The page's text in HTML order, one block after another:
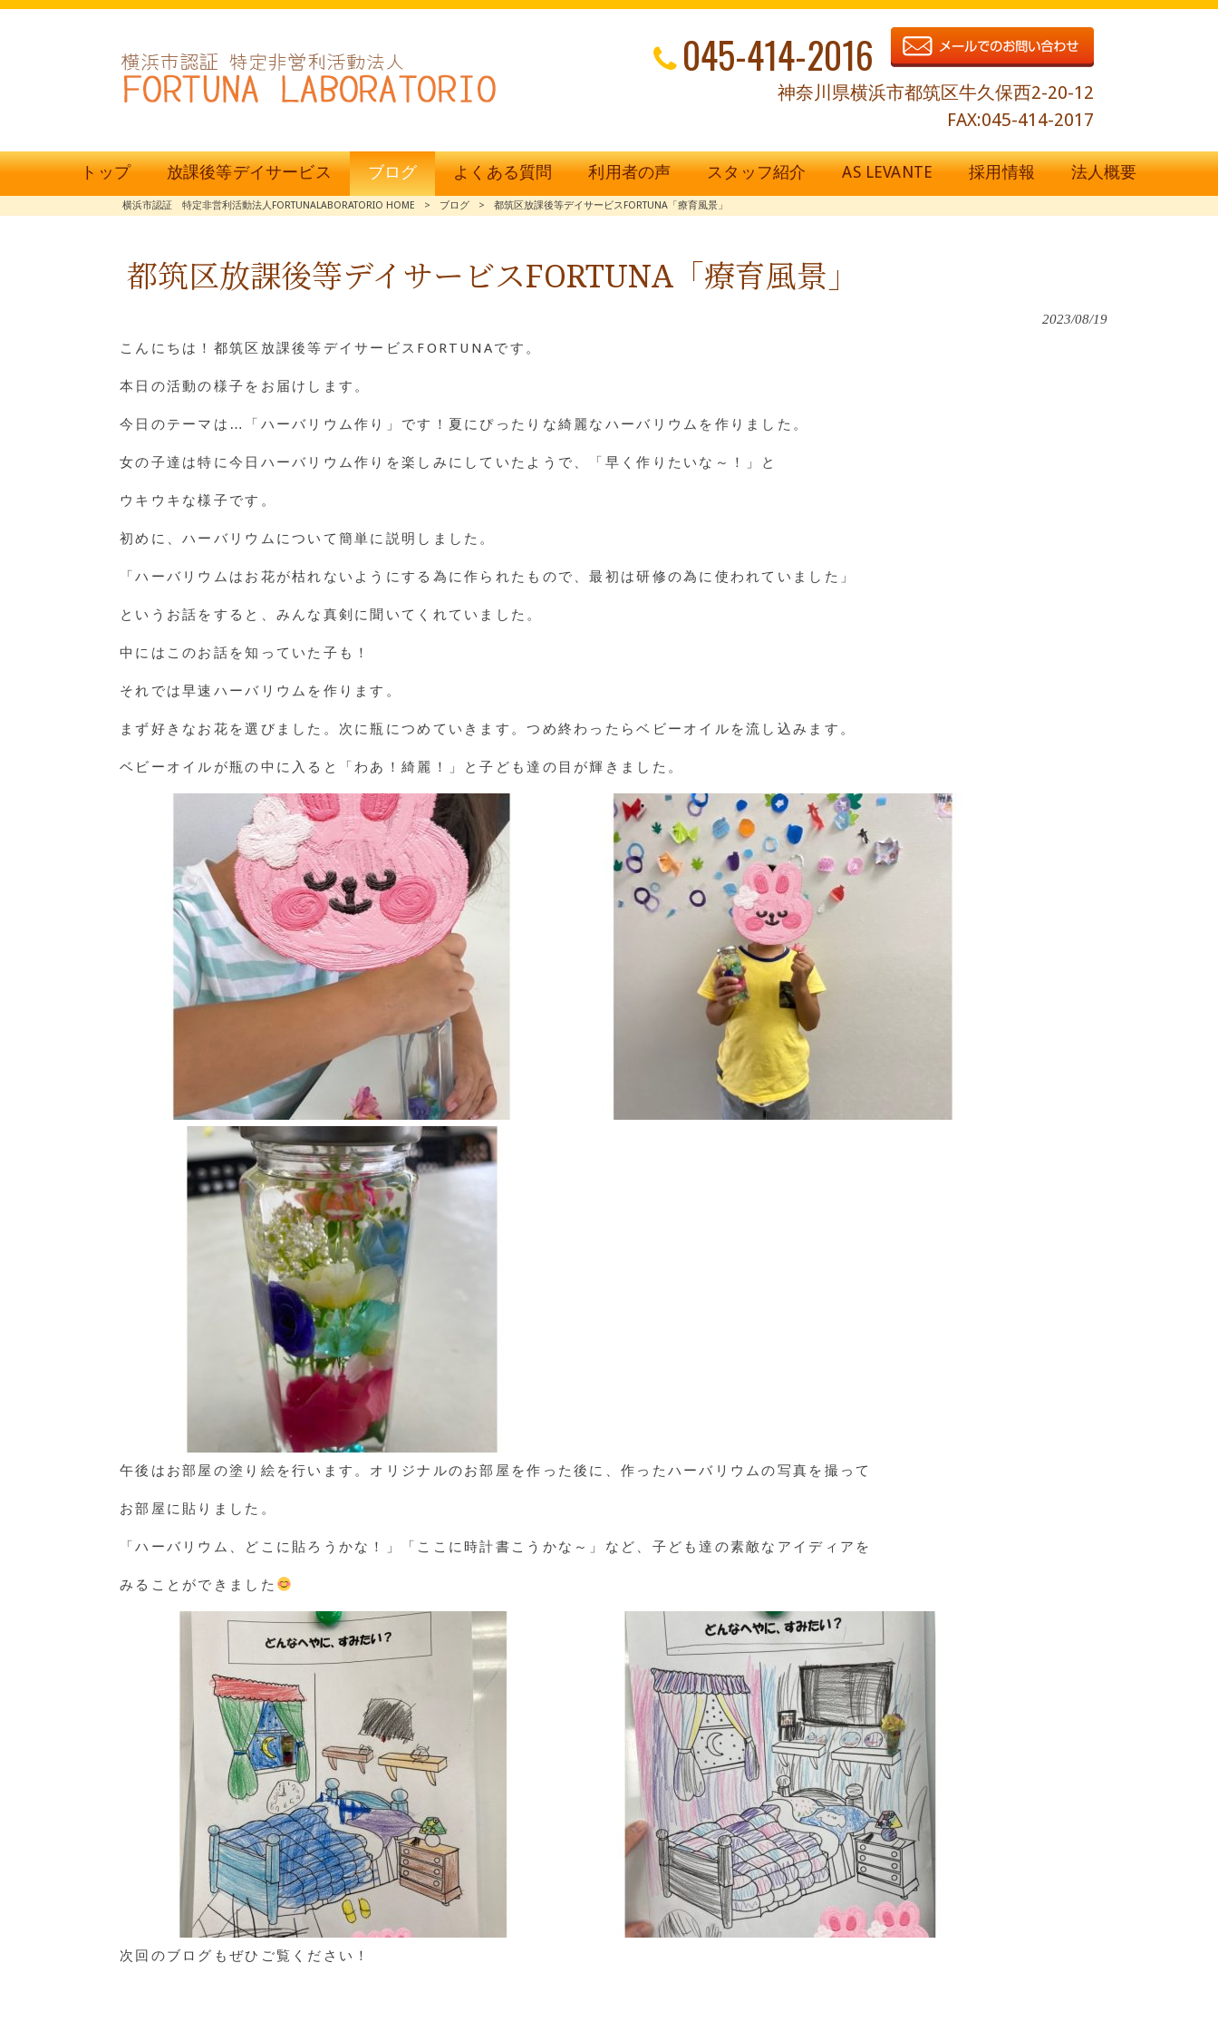
045-414-2016
神奈川県横浜市都筑区牛久保西2-20-12
FAX:045-414-2017
トップ 放課後等デイサービス ブログ よくある質問 利用者の声 スタッフ紹介 AS LEVANTE 採用情報 法人概要
横浜市認証 特定非営利活動法人FORTUNALABORATORIO HOME > ブログ > 都筑区放課後等デイサービスFORTUNA「療育風景」
都筑区放課後等デイサービスFORTUNA「療育風景」
2023/08/19
こんにちは！都筑区放課後等デイサービスFORTUNAです。
本日の活動の様子をお届けします。
今日のテーマは…「ハーバリウム作り」です！夏にぴったりな綺麗なハーバリウムを作りました。
女の子達は特に今日ハーバリウム作りを楽しみにしていたようで、「早く作りたいな～！」と
ウキウキな様子です。
初めに、ハーバリウムについて簡単に説明しました。
「ハーバリウムはお花が枯れないようにする為に作られたもので、最初は研修の為に使われていました」
というお話をすると、みんな真剣に聞いてくれていました。
中にはこのお話を知っていた子も！
それでは早速ハーバリウムを作ります。
まず好きなお花を選びました。次に瓶につめていきます。つめ終わったらベビーオイルを流し込みます。
ベビーオイルが瓶の中に入ると「わあ！綺麗！」と子ども達の目が輝きました。
午後はお部屋の塗り絵を行います。オリジナルのお部屋を作った後に、作ったハーバリウムの写真を撮って
お部屋に貼りました。
「ハーバリウム、どこに貼ろうかな！」「ここに時計書こうかな～」など、子ども達の素敵なアイディアを
みることができました
次回のブログもぜひご覧ください！